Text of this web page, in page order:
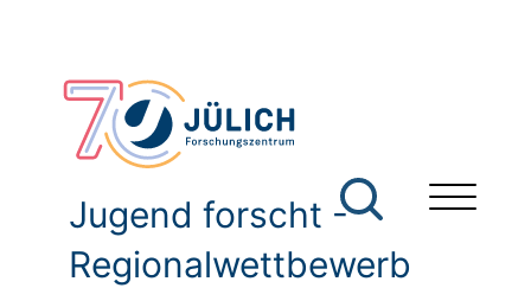
Jugend forscht -
Regionalwettbewerb